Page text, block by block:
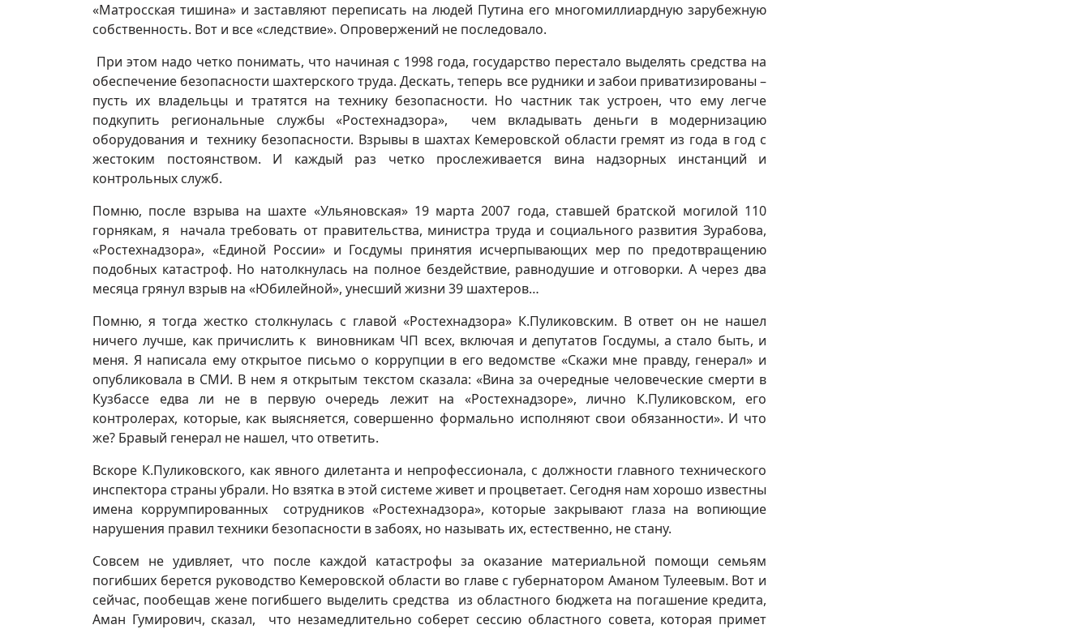
«Матросская тишина» и заставляют переписать на людей Путина его многомиллиардную зарубежную
собственность. Вот и все «следствие». Опровержений не последовало.
При этом надо четко понимать, что начиная с 1998 года, государство перестало выделять средства на
обеспечение безопасности шахтерского труда. Дескать, теперь все рудники и забои приватизированы –
пусть их владельцы и тратятся на технику безопасности. Но частник так устроен, что ему легче
подкупить региональные службы «Ростехнадзора», чем вкладывать деньги в модернизацию
оборудования и технику безопасности. Взрывы в шахтах Кемеровской области гремят из года в год с
жестоким постоянством. И каждый раз четко прослеживается вина надзорных инстанций и
контрольных служб.
Помню, после взрыва на шахте «Ульяновская» 19 марта 2007 года, ставшей братской могилой 110
горнякам, я начала требовать от правительства, министра труда и социального развития Зурабова,
«Ростехнадзора», «Единой России» и Госдумы принятия исчерпывающих мер по предотвращению
подобных катастроф. Но натолкнулась на полное бездействие, равнодушие и отговорки. А через два
месяца грянул взрыв на «Юбилейной», унесший жизни 39 шахтеров…
Помню, я тогда жестко столкнулась с главой «Ростехнадзора» К.Пуликовским. В ответ он не нашел
ничего лучше, как причислить к виновникам ЧП всех, включая и депутатов Госдумы, а стало быть, и
меня. Я написала ему открытое письмо о коррупции в его ведомстве «Скажи мне правду, генерал» и
опубликовала в СМИ. В нем я открытым текстом сказала: «Вина за очередные человеческие смерти в
Кузбассе едва ли не в первую очередь лежит на «Ростехнадзоре», лично К.Пуликовском, его
контролерах, которые, как выясняется, совершенно формально исполняют свои обязанности». И что
же? Бравый генерал не нашел, что ответить.
Вскоре К.Пуликовского, как явного дилетанта и непрофессионала, с должности главного технического
инспектора страны убрали. Но взятка в этой системе живет и процветает. Сегодня нам хорошо известны
имена коррумпированных сотрудников «Ростехнадзора», которые закрывают глаза на вопиющие
нарушения правил техники безопасности в забоях, но называть их, естественно, не стану.
Совсем не удивляет, что после каждой катастрофы за оказание материальной помощи семьям
погибших берется руководство Кемеровской области во главе с губернатором Аманом Тулеевым. Вот и
сейчас, пообещав жене погибшего выделить средства из областного бюджета на погашение кредита,
Аман Гумирович, сказал, что незамедлительно соберет сессию областного совета, которая примет